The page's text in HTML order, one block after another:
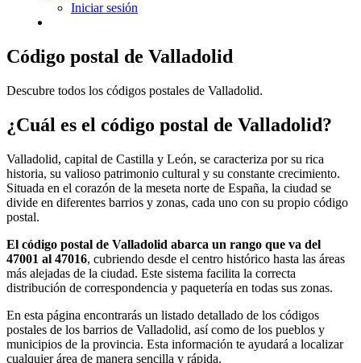
Iniciar sesión
Código postal de Valladolid
Descubre todos los códigos postales de Valladolid.
¿Cuál es el código postal de Valladolid?
Valladolid, capital de Castilla y León, se caracteriza por su rica
historia, su valioso patrimonio cultural y su constante crecimiento.
Situada en el corazón de la meseta norte de España, la ciudad se
divide en diferentes barrios y zonas, cada uno con su propio código
postal.
El código postal de Valladolid abarca un rango que va del
47001 al 47016, cubriendo desde el centro histórico hasta las áreas
más alejadas de la ciudad. Este sistema facilita la correcta
distribución de correspondencia y paquetería en todas sus zonas.
En esta página encontrarás un listado detallado de los códigos
postales de los barrios de Valladolid, así como de los pueblos y
municipios de la provincia. Esta información te ayudará a localizar
cualquier área de manera sencilla y rápida.